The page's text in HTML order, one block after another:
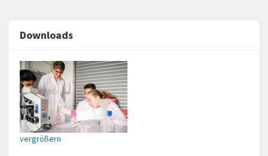
Downloads
vergrößern